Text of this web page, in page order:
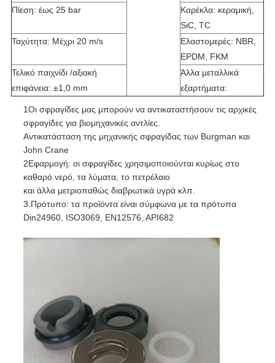
Πίεση: έως 25 bar
Καρέκλα: κεραμική,
SiC, TC
Ταχύτητα: Μέχρι 20 m/s
Ελαστομερές: NBR,
EPDM, FKM
Τελικό παιχνίδι /αξιακή
επιφάνεια: ±1,0 mm
Άλλα μεταλλικά
εξαρτήματα:
1Οι σφραγίδες μας μπορούν να αντικαταστήσουν τις αρχικές
σφραγίδες για βιομηχανικές αντλίες.
Αντικατάσταση της μηχανικής σφραγίδας των Burgman και
John Crane
2Εφαρμογή: οι σφραγίδες χρησιμοποιούνται κυρίως στο
καθαρό νερό, τα λύματα, το πετρέλαιο
και άλλα μετριοπαθώς διαβρωτικά υγρά κλπ.
3.Πρότυπο: τα προϊόντα είναι σύμφωνα με τα πρότυπα
Din24960, ISO3069, EN12576, API682